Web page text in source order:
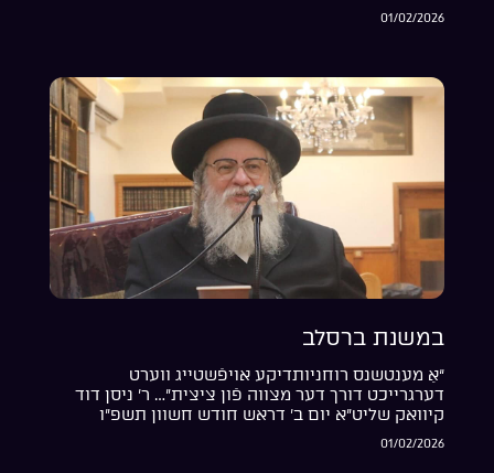
01/02/2026
במשנת ברסלב
“אַ מענטשנס רוחניותדיקע אויפֿשטייג ווערט
דערגרייכט דורך דער מצווה פֿון ציצית”… ר’ ניסן דוד
קיוואק שליט”א יום ב’ דראש חודש חשוון תשפ”ו
01/02/2026